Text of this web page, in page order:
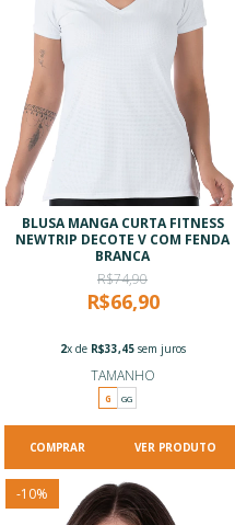
BLUSA MANGA CURTA FITNESS
NEWTRIP DECOTE V COM FENDA
BRANCA
R$74,90
R$66,90
2x de R$33,45sem juros
TAMANHO
G GG
VER PRODUTO
-10%